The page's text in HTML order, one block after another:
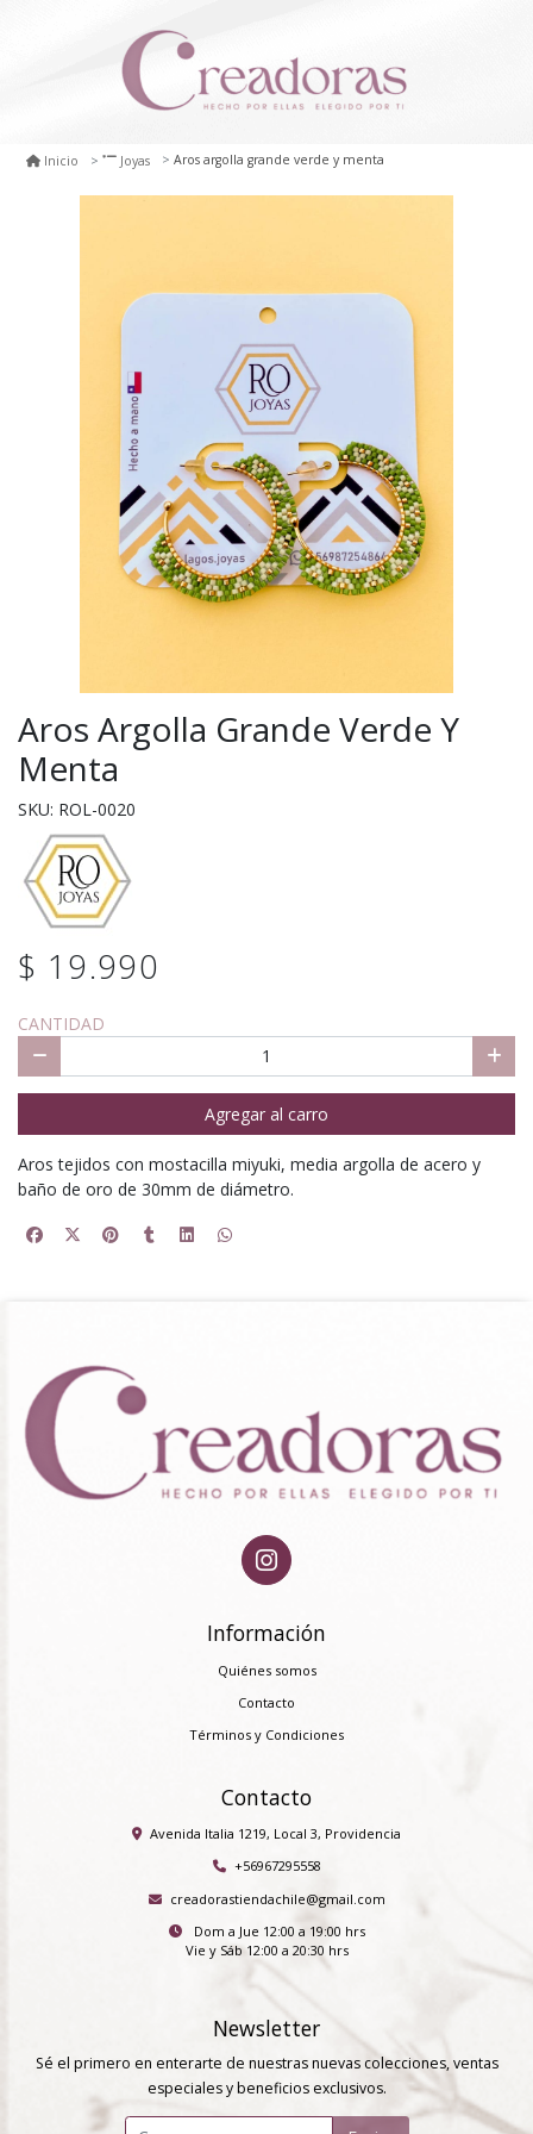
Inicio Joyas Aros argolla grande verde y menta
Aros Argolla Grande Verde Y
Menta
SKU: ROL-0020
$ 19.990
CANTIDAD
Agregar al carro
Aros tejidos con mostacilla miyuki, media argolla de acero y
baño de oro de 30mm de diámetro.
Información
Quiénes somos
Contacto
Términos y Condiciones
Contacto
Avenida Italia 1219, Local 3, Providencia
+56967295558
creadorastiendachile@gmail.com
Dom a Jue 12:00 a 19:00 hrs
Vie y Sáb 12:00 a 20:30 hrs
Newsletter
Sé el primero en enterarte de nuestras nuevas colecciones, ventas
especiales y beneficios exclusivos.